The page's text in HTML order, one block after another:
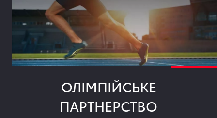
ОЛІМПІЙСЬКЕ
ПАРТНЕРСТВО